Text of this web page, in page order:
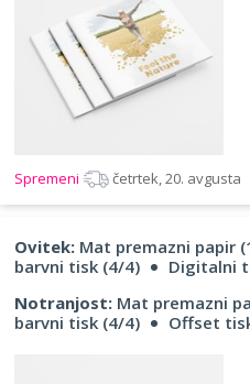
Spremeni četrtek, 20. avgusta
Ovitek: Mat premazni papir
barvni tisk (4/4)
Digitalni
Notranjost: Mat premazni
barvni tisk (4/4)
Offset